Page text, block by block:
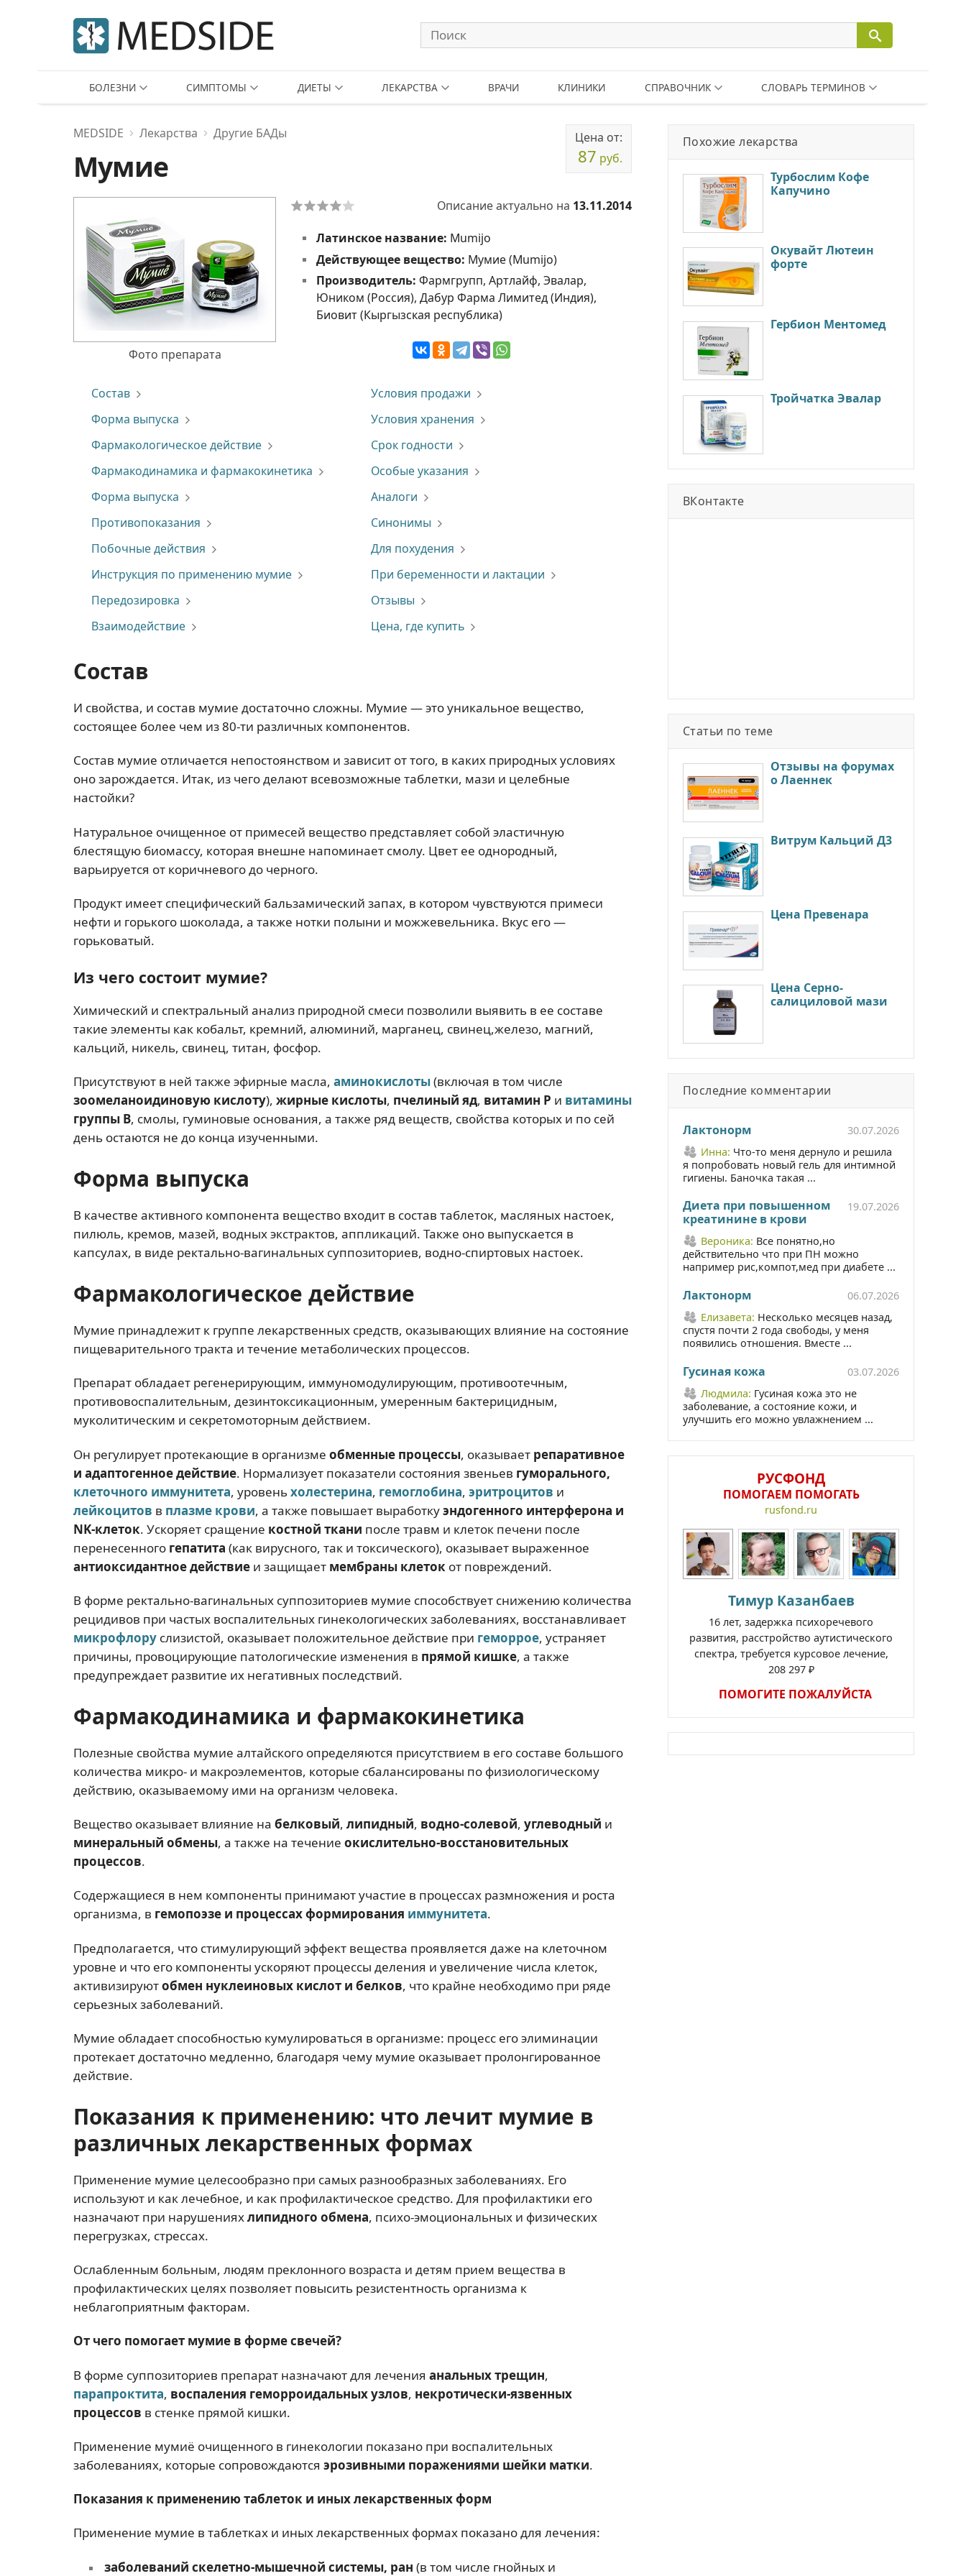
БОЛЕЗНИ СИМПТОМЫ ДИЕТЫ ЛЕКАРСТВА ВРАЧИ КЛИНИКИ СПРАВОЧНИК СЛОВАРЬ ТЕРМИНОВ
MEDSIDE Лекарства Другие БАДы
Мумие
Цена от:
87 руб.
Фото препарата
Описание актуально на 13.11.2014
Латинское название: Mumijo
Действующее вещество: Мумие (Mumijo)
Производитель: Фармгрупп, Артлайф, Эвалар,
Юником (Россия), Дабур Фарма Лимитед (Индия),
Биовит (Кыргызская республика)
Состав
Форма выпуска
Фармакологическое действие
Фармакодинамика и фармакокинетика
Форма выпуска
Противопоказания
Побочные действия
Инструкция по применению мумие
Передозировка
Взаимодействие
Условия продажи
Условия хранения
Срок годности
Особые указания
Аналоги
Синонимы
Для похудения
При беременности и лактации
Отзывы
Цена, где купить
Состав
И свойства, и состав мумие достаточно сложны. Мумие — это уникальное вещество,
состоящее более чем из 80-ти различных компонентов.
Состав мумие отличается непостоянством и зависит от того, в каких природных условиях
оно зарождается. Итак, из чего делают всевозможные таблетки, мази и целебные
настойки?
Натуральное очищенное от примесей вещество представляет собой эластичную
блестящую биомассу, которая внешне напоминает смолу. Цвет ее однородный,
варьируется от коричневого до черного.
Продукт имеет специфический бальзамический запах, в котором чувствуются примеси
нефти и горького шоколада, а также нотки полыни и можжевельника. Вкус его —
горьковатый.
Из чего состоит мумие?
Химический и спектральный анализ природной смеси позволили выявить в ее составе
такие элементы как кобальт, кремний, алюминий, марганец, свинец,железо, магний,
кальций, никель, свинец, титан, фосфор.
Присутствуют в ней также эфирные масла, аминокислоты(включая в том числе
зоомеланоидиновую кислоту), жирные кислоты, пчелиный яд, витамин Р и витамины
группы В, смолы, гуминовые основания, а также ряд веществ, свойства которых и по сей
день остаются не до конца изученными.
Форма выпуска
В качестве активного компонента вещество входит в состав таблеток, масляных настоек,
пилюль, кремов, мазей, водных экстрактов, аппликаций. Также оно выпускается в
капсулах, в виде ректально-вагинальных суппозиториев, водно-спиртовых настоек.
Фармакологическое действие
Мумие принадлежит к группе лекарственных средств, оказывающих влияние на состояние
пищеварительного тракта и течение метаболических процессов.
Препарат обладает регенерирующим, иммуномодулирующим, противоотечным,
противовоспалительным, дезинтоксикационным, умеренным бактерицидным,
муколитическим и секретомоторным действием.
Он регулирует протекающие в организме обменные процессы, оказывает репаративное
и адаптогенное действие. Нормализует показатели состояния звеньев гуморального,
клеточного иммунитета, уровеньхолестерина, гемоглобина, эритроцитов и
лейкоцитов в плазме крови, а также повышает выработкуэндогенного интерферона и
NK-клеток. Ускоряет сращение костной ткани после травм и клеток печени после
перенесенного гепатита (как вирусного, так и токсического), оказывает выраженное
антиоксидантное действие и защищает мембраны клеток от повреждений.
В форме ректально-вагинальных суппозиториев мумие способствует снижению количества
рецидивов при частых воспалительных гинекологических заболеваниях, восстанавливает
микрофлору слизистой, оказывает положительное действие при геморрое, устраняет
причины, провоцирующие патологические изменения в прямой кишке, а также
предупреждает развитие их негативных последствий.
Фармакодинамика и фармакокинетика
Полезные свойства мумие алтайского определяются присутствием в его составе большого
количества микро- и макроэлементов, которые сбалансированы по физиологическому
действию, оказываемому ими на организм человека.
Вещество оказывает влияние на белковый, липидный, водно-солевой, углеводный и
минеральный обмены, а также на течение окислительно-восстановительных
процессов.
Содержащиеся в нем компоненты принимают участие в процессах размножения и роста
организма, в гемопоэзе и процессах формирования иммунитета.
Предполагается, что стимулирующий эффект вещества проявляется даже на клеточном
уровне и что его компоненты ускоряют процессы деления и увеличение числа клеток,
активизируютобмен нуклеиновых кислот и белков, что крайне необходимо при ряде
серьезных заболеваний.
Мумие обладает способностью кумулироваться в организме: процесс его элиминации
протекает достаточно медленно, благодаря чему мумие оказывает пролонгированное
действие.
Показания к применению: что лечит мумие в
различных лекарственных формах
Применение мумие целесообразно при самых разнообразных заболеваниях. Его
используют и как лечебное, и как профилактическое средство. Для профилактики его
назначают при нарушенияхлипидного обмена, психо-эмоциональных и физических
перегрузках, стрессах.
Ослабленным больным, людям преклонного возраста и детям прием вещества в
профилактических целях позволяет повысить резистентность организма к
неблагоприятным факторам.
От чего помогает мумие в форме свечей?
В форме суппозиториев препарат назначают для лечения анальных трещин,
парапроктита, воспаления геморроидальных узлов, некротически-язвенных
процессов в стенке прямой кишки.
Применение мумиё очищенного в гинекологии показано при воспалительных
заболеваниях, которые сопровождаются эрозивными поражениями шейки матки.
Показания к применению таблеток и иных лекарственных форм
Применение мумие в таблетках и иных лекарственных формах показано для лечения:
заболеваний скелетно-мышечной системы, ран (в том числе гнойных и
Похожие лекарства
Турбослим Кофе
Капучино
Окувайт Лютеин
форте
Гербион Ментомед
Тройчатка Эвалар
ВКонтакте
Статьи по теме
Отзывы на форумах
о Лаеннек
Витрум Кальций Д3
Цена Превенара
Цена Серно-
салициловой мази
Последние комментарии
Лактонорм
30.07.2026
Инна: Что-то меня дернуло и решила
я попробовать новый гель для интимной
гигиены. Баночка такая ...
Диета при повышенном
креатинине в крови
19.07.2026
Вероника: Все понятно,но
действительно что при ПН можно
например рис,компот,мед при диабете ...
Лактонорм
06.07.2026
Елизавета: Несколько месяцев назад,
спустя почти 2 года свободы, у меня
появились отношения. Вместе ...
Гусиная кожа
03.07.2026
Людмила: Гусиная кожа это не
заболевание, а состояние кожи, и
улучшить его можно увлажнением ...
РУСФОНД
ПОМОГАЕМ ПОМОГАТЬ
rusfond.ru
Тимур Казанбаев
16 лет, задержка психоречевого
развития, расстройство аутистического
спектра, требуется курсовое лечение,
208 297 ₽
ПОМОГИТЕ ПОЖАЛУЙСТА